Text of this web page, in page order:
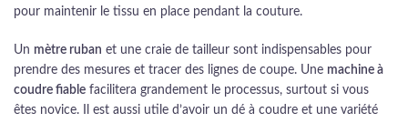
pour maintenir le tissu en place pendant la couture.
Un mètre ruban et une craie de tailleur sont indispensables pour
prendre des mesures et tracer des lignes de coupe. Une machine à
coudre fiable facilitera grandement le processus, surtout si vous
êtes novice. Il est aussi utile d’avoir un dé à coudre et une variété